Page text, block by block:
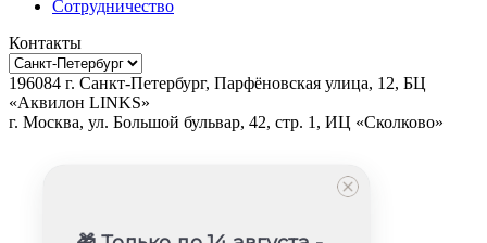
Сотрудничество
Контакты
196084 г. Санкт-Петербург, Парфёновская улица, 12, БЦ
«Аквилон LINKS»
г. Москва, ул. Большой бульвар, 42, стр. 1, ИЦ «Сколково»